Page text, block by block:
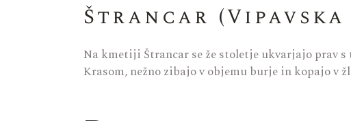
Štrancar
Na kmetiji Štrancar se že stoletje ukvarjajo prav
Krasom, nežno zibajo v objemu burje in kopajo v